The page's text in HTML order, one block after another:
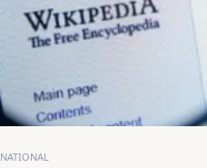
NATIONAL